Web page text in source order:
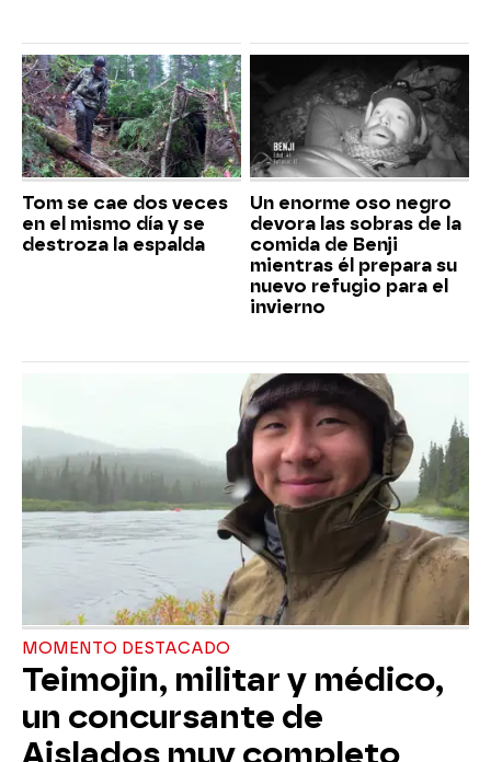
Tom se cae dos veces
en el mismo día y se
destroza la espalda
Un enorme oso negro
devora las sobras de la
comida de Benji
mientras él prepara su
nuevo refugio para el
invierno
MOMENTO DESTACADO
Teimojin, militar y médico,
un concursante de
Aislados muy completo